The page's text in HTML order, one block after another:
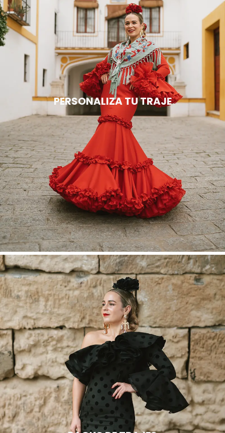
PERSONALIZA TU TRAJE